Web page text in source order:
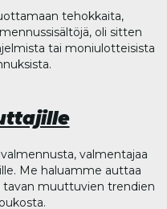
tehokkaita,
oli sitten
tai moniulotteisista
valmentajaa
Me haluamme auttaa
tavan muuttuvien trendien